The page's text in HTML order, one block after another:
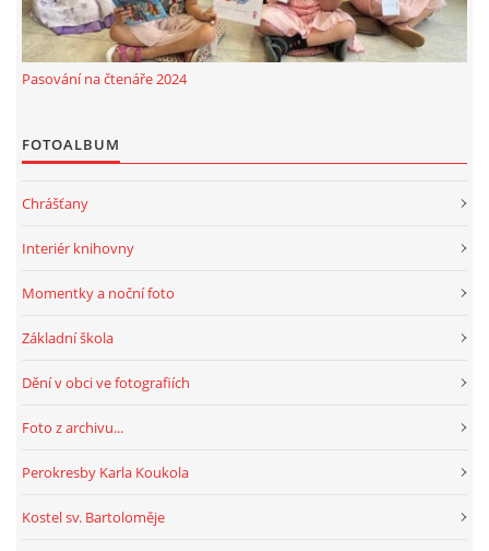
Pasování na čtenáře 2024
FOTOALBUM
Chrášťany
Interiér knihovny
Momentky a noční foto
Základní škola
Dění v obci ve fotografiích
Foto z archivu...
Perokresby Karla Koukola
Kostel sv. Bartoloměje